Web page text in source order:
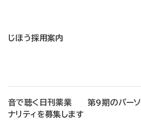
じほう採用案内
音で聴く日刊薬業 第9期のパーソ
ナリティを募集します